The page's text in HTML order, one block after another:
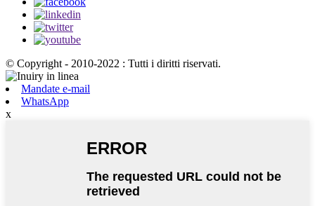
© Copyright - 2010-2022 : Tutti i diritti riservati.
Mandate e-mail
WhatsApp
x